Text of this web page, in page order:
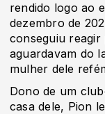
rendido logo ao
dezembro de
conseguiu
aguardavam do
mulher dele
Dono de um
casa dele, Pion